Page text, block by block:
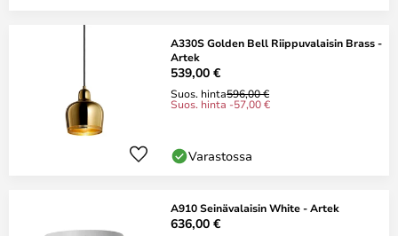
A330S Golden Bell Riippuvalaisin Brass -
Artek
539,00 €
Suos. hinta596,00 €
Suos. hinta -57,00 €
Varastossa
A910 Seinävalaisin White - Artek
636,00 €